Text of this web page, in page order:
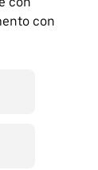
con